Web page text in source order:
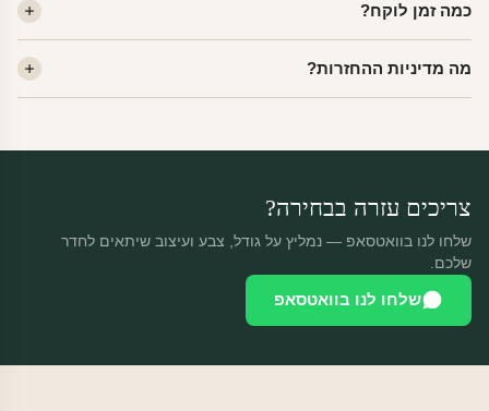
הצבעים זמינים ללא תוספת מחיר.
כמה זמן לוקח?
14:00 — יצאו באותו יום.
מה מדיניות ההחזרות?
צריכים עזרה בבחירה?
שלחו לנו בוואטסאפ — נמליץ על גודל, צבע ועיצוב שיתאים לחדר
שלכם.
שלחו לנו בוואטסאפ